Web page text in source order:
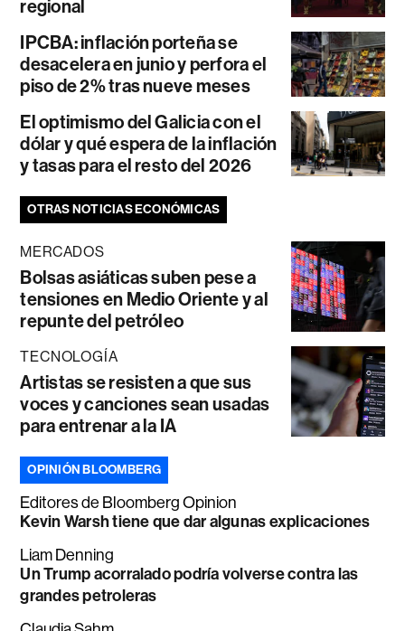
regional
IPCBA: inflación porteña se
desacelera en junio y perfora el
piso de 2% tras nueve meses
El optimismo del Galicia con el
dólar y qué espera de la inflación
y tasas para el resto del 2026
OTRAS NOTICIAS ECONÓMICAS
MERCADOS
Bolsas asiáticas suben pese a
tensiones en Medio Oriente y al
repunte del petróleo
TECNOLOGÍA
Artistas se resisten a que sus
voces y canciones sean usadas
para entrenar a la IA
OPINIÓN BLOOMBERG
Editores de Bloomberg Opinion
Kevin Warsh tiene que dar algunas explicaciones
Liam Denning
Un Trump acorralado podría volverse contra las
grandes petroleras